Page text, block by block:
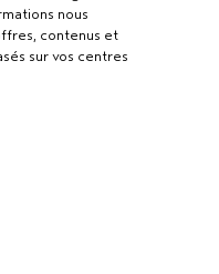
nous
contenus et
sur vos centres